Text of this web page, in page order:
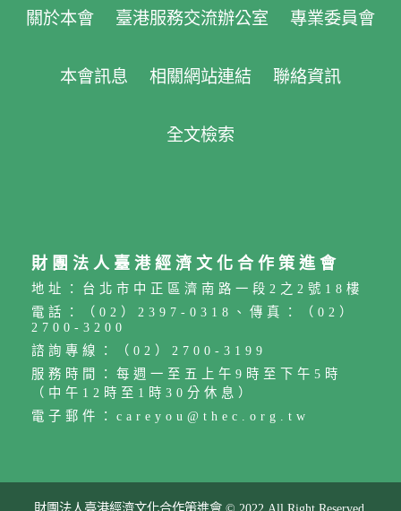
關於本會 臺港服務交流辦公室 專業委員會
本會訊息 相關網站連結 聯絡資訊
全文檢索
財團法人臺港經濟文化合作策進會
地址：台北市中正區濟南路一段2之2號18樓
電話：（02）2397-0318、傳真：（02）
2700-3200
諮詢專線：（02）2700-3199
服務時間：每週一至五上午9時至下午5時
（中午12時至1時30分休息）
電子郵件：careyou@thec.org.tw